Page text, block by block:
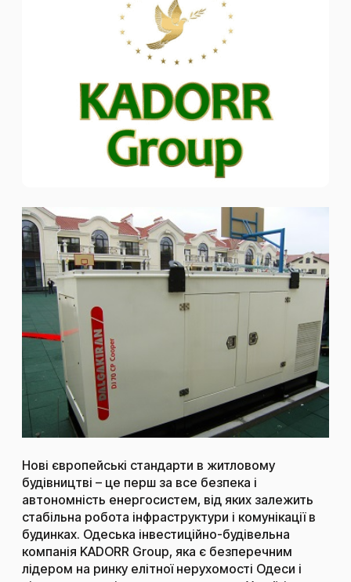
Нові європейські стандарти в житловому
будівництві – це перш за все безпека і
автономність енергосистем, від яких залежить
стабільна робота інфраструктури і комунікації в
будинках. Одеська інвестиційно-будівельна
компанія KADORR Group, яка є безперечним
лідером на ринку елітної нерухомості Одеси і